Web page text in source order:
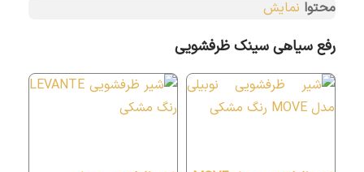
محتوا نمایش
رفع سیاهی سینک ظرفشویی